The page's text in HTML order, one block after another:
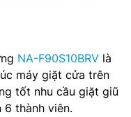
NA-F90S10BRV là
máy giặt cửa trên
tốt nhu cầu giặt giũ
6 thành viên.